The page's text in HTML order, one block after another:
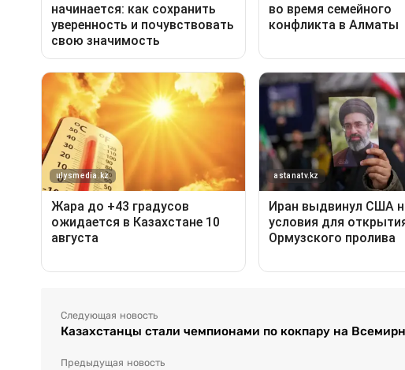
Следующая новость
Казахстанцы стали чемпионами по кокпару на
Предыдущая новость